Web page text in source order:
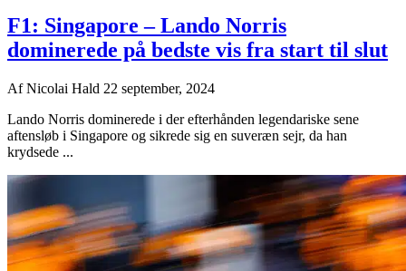
F1: Singapore – Lando Norris
dominerede på bedste vis fra start til slut
AfNicolai Hald 22 september, 2024
Lando Norris dominerede i der efterhånden legendariske sene
aftensløb i Singapore og sikrede sig en suveræn sejr, da han
krydsede ...